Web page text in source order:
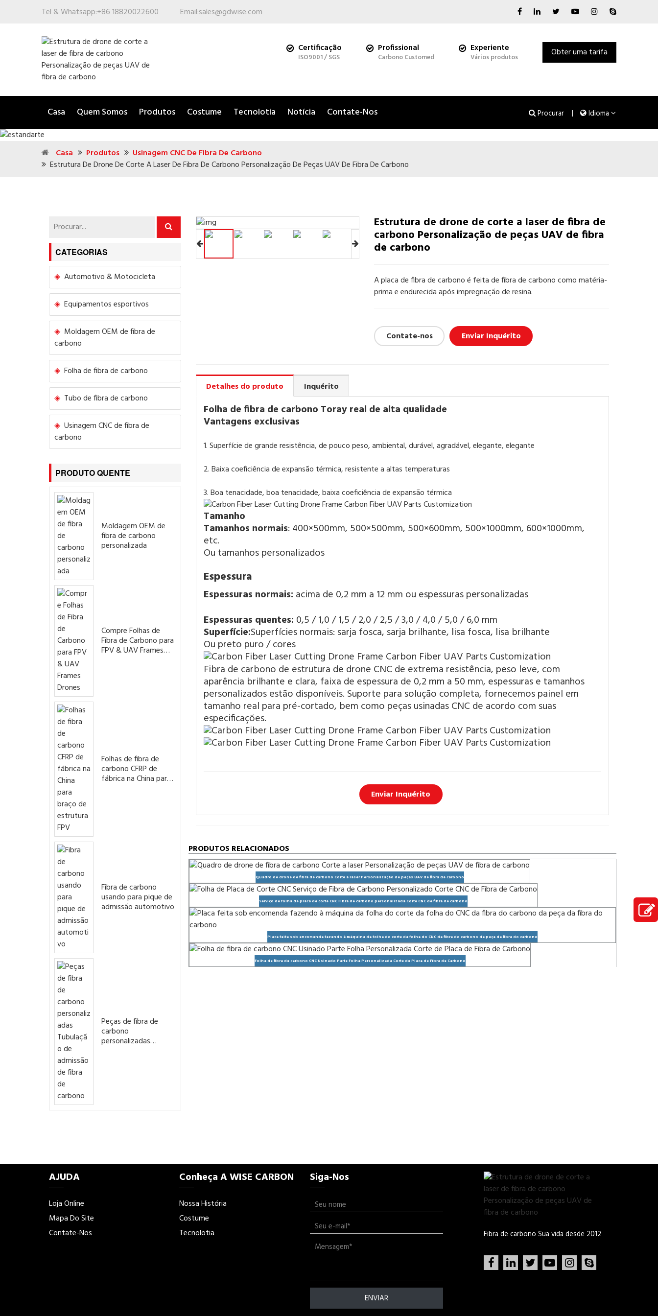
Tel & Whatsapp:+86 18820022600 Email:sales@gdwise.com
Certificação
ISO9001 / SGS
Profissional
Carbono Customed
Experiente
Vários produtos Obter uma tarifa
Casa Quem Somos Produtos Costume Tecnolotia Notícia Contate-Nos Idioma
Procurar
Casa Produtos
Usinagem CNC De Fibra De Carbono
Estrutura De Drone De Corte A Laser De Fibra De Carbono Personalização De Peças UAV De Fibra De Carbono
Estrutura de drone de corte a laser de fibra de
carbono Personalização de peças UAV de fibra
de carbono
A placa de fibra de carbono é feita de fibra de carbono como matéria-
prima e endurecida após impregnação de resina.
Contate-nos Enviar Inquérito
Detalhes do produto Inquérito
Folha de fibra de carbono Toray real de alta qualidade
Vantagens exclusivas
1. Superfície de grande resistência, de pouco peso, ambiental, durável, agradável, elegante, elegante
2. Baixa coeficiência de expansão térmica, resistente a altas temperaturas
3. Boa tenacidade, boa tenacidade, baixa coeficiência de expansão térmica
Tamanho
Tamanhos normais: 400×500mm, 500×500mm, 500×600mm, 500×1000mm, 600×1000mm,
etc.
Ou tamanhos personalizados
Espessura
Espessuras normais: acima de 0,2 mm a 12 mm ou espessuras personalizadas
Espessuras quentes: 0,5 / 1,0 / 1,5 / 2,0 / 2,5 / 3,0 / 4,0 / 5,0 / 6,0 mm
Superfície:Superfícies normais: sarja fosca, sarja brilhante, lisa fosca, lisa brilhante
Ou preto puro / cores
Fibra de carbono de estrutura de drone CNC de extrema resistência, peso leve, com
aparência brilhante e clara, faixa de espessura de 0,2 mm a 50 mm, espessuras e tamanhos
personalizados estão disponíveis. Suporte para solução completa, fornecemos painel em
tamanho real para pré-cortado, bem como peças usinadas CNC de acordo com suas
especificações.
Enviar Inquérito
PRODUTOS RELACIONADOS
Quadro de drone de fibra de carbono Corte a laser Personalização de peças UAV de fibra de carbono
Serviço de folha de placa de corte CNC Fibra de carbono personalizada Corte CNC de fibra de carbono
Placa feita sob encomenda fazendo à máquina da folha do corte da folha do CNC da fibra do carbono da peça da fibra do carbono
Folha de fibra de carbono CNC Usinado Parte Folha Personalizada Corte de Placa de Fibra de Carbono
CATEGORIAS
Automotivo & Motocicleta
Equipamentos esportivos
Moldagem OEM de fibra de
carbono
Folha de fibra de carbono
Tubo de fibra de carbono
Usinagem CNC de fibra de
carbono
PRODUTO QUENTE
Moldagem OEM de
fibra de carbono
personalizada
Compre Folhas de
Fibra de Carbono para
FPV & UAV Frames
Folhas de fibra de
carbono CFRP de
fábrica na China para
Fibra de carbono
usando para pique de
admissão automotivo
Peças de fibra de
carbono
personalizadas
AJUDA
Loja Online
Mapa Do Site
Contate-Nos
Conheça A WISE CARBON
Nossa História
Costume
Tecnolotia
Siga-Nos
ENVIAR
Fibra de carbono Sua vida desde 2012